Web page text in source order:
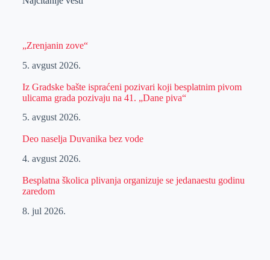
„Zrenjanin zove“
5. avgust 2026.
Iz Gradske bašte ispraćeni pozivari koji besplatnim pivom
ulicama grada pozivaju na 41. „Dane piva“
5. avgust 2026.
Deo naselja Duvanika bez vode
4. avgust 2026.
Besplatna školica plivanja organizuje se jedanaestu godinu
zaredom
8. jul 2026.